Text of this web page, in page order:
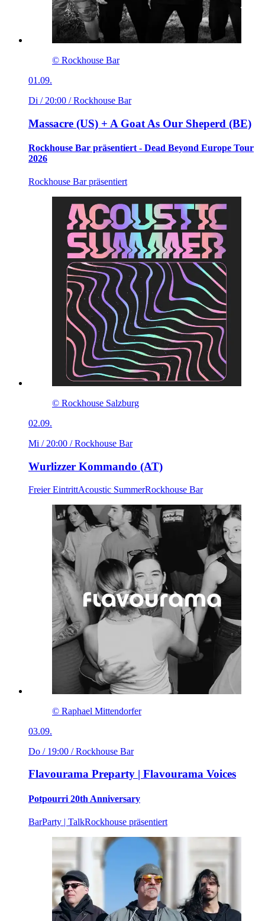
© Rockhouse Bar
01.09.
Di / 20:00 / Rockhouse Bar
Massacre (US) + A Goat As Our Sheperd (BE)
Rockhouse Bar präsentiert - Dead Beyond Europe Tour
2026
Rockhouse Bar präsentiert
© Rockhouse Salzburg
02.09.
Mi / 20:00 / Rockhouse Bar
Wurlizzer Kommando (AT)
Freier EintrittAcoustic SummerRockhouse Bar
© Raphael Mittendorfer
03.09.
Do / 19:00 / Rockhouse Bar
Flavourama Preparty | Flavourama Voices
Potpourri 20th Anniversary
BarParty | TalkRockhouse präsentiert